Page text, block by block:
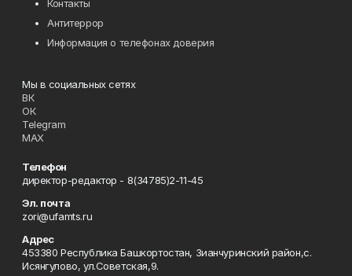
Контакты
Антитеррор
Информация о телефонах доверия
Мы в социальных сетях
ВК
ОК
Telegram
MAX
Телефон
директор-редактор - 8(34785)2-11-45
Эл. почта
zori@ufamts.ru
Адрес
453380 Республика Башкортостан, Зианчуринский район,с.
Исянгулово, ул.Советская,9.